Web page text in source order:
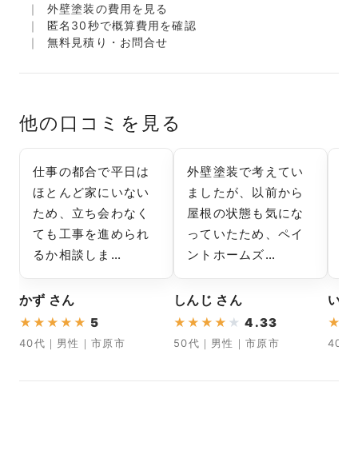
外壁塗装の費用を見る
匿名30秒で概算費用を確認
無料見積り・お問合せ
他の口コミを見る
仕事の都合で平日は
ほとんど家にいない
ため、立ち会わなく
ても工事を進められ
るか相談しま…
かず さん
★ ★ ★ ★ ★ 5
40代｜男性｜市原市
外壁塗装で考えてい
ましたが、以前から
屋根の状態も気にな
っていたため、ペイ
ントホームズ…
しんじ さん
★ ★ ★ ★ ★ 4.33
50代｜男性｜市原市
いち
★
40代